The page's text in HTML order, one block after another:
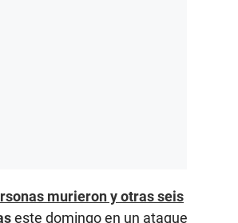
murieron y otras seis
este domingo en un ataque